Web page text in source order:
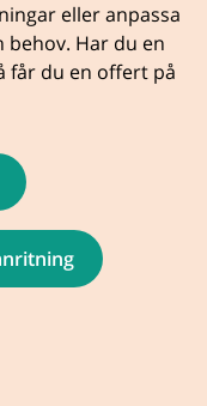
eller anpassa
Har du en
får du en offert på